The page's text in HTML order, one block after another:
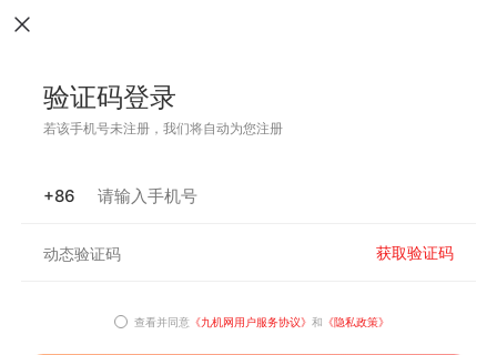
验证码登录
若该手机号未注册，我们将自动为您注册
+86
获取验证码
查看并同意 《九机网用户服务协议》 和 《隐私政策》